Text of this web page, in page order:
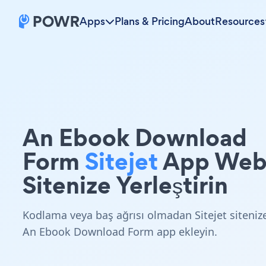
Apps Plans & PricingAboutResources
An Ebook Download
Form SitejetApp
Sitenize Yerleştirin
Kodlama veya baş ağrısı olmadan Sitejet
An Ebook Download Form app ekleyin.